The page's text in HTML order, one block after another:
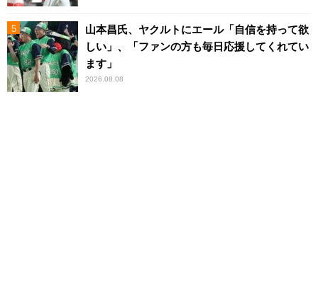
山本昌氏、ヤクルトにエール「自信を持って欲
しい」、「ファンの方も毎日応援してくれてい
ます」
2026.08.08